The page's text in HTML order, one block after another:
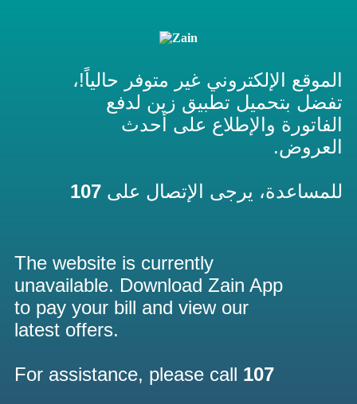
الموقع الإلكتروني غير متوفر حالياً!،
تفضل بتحميل تطبيق زين لدفع
الفاتورة والإطلاع على أحدث
العروض.
للمساعدة، يرجى الإتصال على 107
The website is currently
unavailable. Download Zain App
to pay your bill and view our
latest offers.
For assistance, please call 107